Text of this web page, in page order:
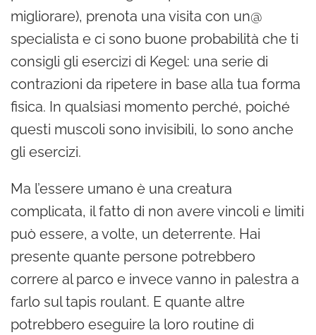
migliorare), prenota una visita con un@
specialista e ci sono buone probabilità che ti
consigli gli esercizi di Kegel: una serie di
contrazioni da ripetere in base alla tua forma
fisica. In qualsiasi momento perché, poiché
questi muscoli sono invisibili, lo sono anche
gli esercizi.
Ma l’essere umano è una creatura
complicata, il fatto di non avere vincoli e limiti
può essere, a volte, un deterrente. Hai
presente quante persone potrebbero
correre al parco e invece vanno in palestra a
farlo sul tapis roulant. E quante altre
potrebbero eseguire la loro routine di